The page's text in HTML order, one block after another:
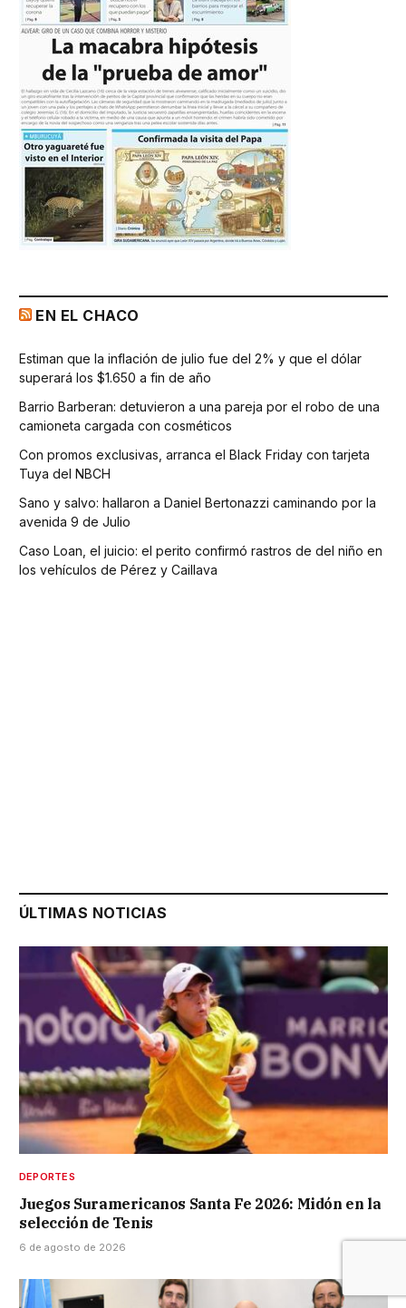
EN EL CHACO
Estiman que la inflación de julio fue del 2% y que el dólar
superará los $1.650 a fin de año
Barrio Barberan: detuvieron a una pareja por el robo de una
camioneta cargada con cosméticos
Con promos exclusivas, arranca el Black Friday con tarjeta
Tuya del NBCH
Sano y salvo: hallaron a Daniel Bertonazzi caminando por la
avenida 9 de Julio
Caso Loan, el juicio: el perito confirmó rastros de del niño en
los vehículos de Pérez y Caillava
ÚLTIMAS NOTICIAS
DEPORTES
Juegos Suramericanos Santa Fe 2026: Midón en la
selección de Tenis
6 de agosto de 2026